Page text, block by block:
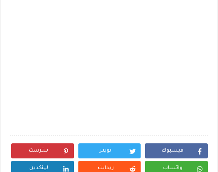
فيسبوك تويتر بنترست
واتساب ريدايت لينكدين